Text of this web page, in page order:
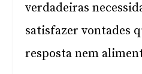
verdadeiras
satisfazer vontades
resposta nem